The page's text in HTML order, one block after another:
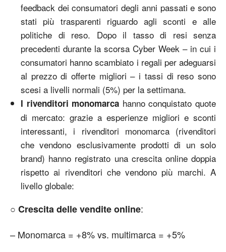
feedback dei consumatori degli anni passati e sono
stati più trasparenti riguardo agli sconti e alle
politiche di reso. Dopo il tasso di resi senza
precedenti durante la scorsa Cyber Week – in cui i
consumatori hanno scambiato i regali per adeguarsi
al prezzo di offerte migliori – i tassi di reso sono
scesi a livelli normali (5%) per la settimana.
I rivenditori monomarca hanno conquistato quote
di mercato: grazie a esperienze migliori e sconti
interessanti, i rivenditori monomarca (rivenditori
che vendono esclusivamente prodotti di un solo
brand) hanno registrato una crescita online doppia
rispetto ai rivenditori che vendono più marchi. A
livello globale:
○ Crescita delle vendite online:
– Monomarca = +8% vs. multimarca = +5%